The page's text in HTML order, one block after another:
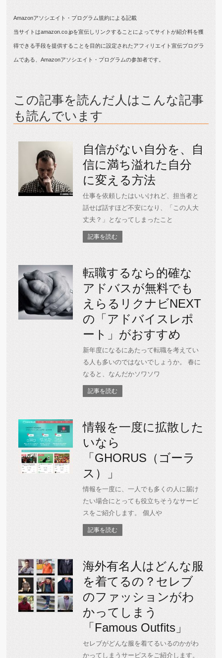
Amazonアソシエイト・プログラム規約による記載
当サイトはamazon.co.jpを宣伝しリンクすることによってサイトが紹介料を獲
得できる手段を提供することを目的に設定されたアフィリエイト宣伝プログラ
ムである、Amazonアソシエイト・プログラムの参加者です。
この記事を読んだ人はこんな記事
も読んでいます
自信がない自分を、自
信に満ち溢れた自分
に変える方法
仕事を依頼したはいいけれど、担当者と
話せば話すほど不安になり、「この人大
丈夫？」となってしまったこと
記事を読む
転職するなら的確な
アドバスが無料でも
えらるリクナビNEXT
の「アドバイスレポ
ート」がおすすめ
新年度になるにあたって転職を考えてい
る人も多いのではないでしょうか。 春に
なると、なんだかソワソワ
記事を読む
情報を一度に拡散した
いなら
「GHORUS（ゴーラ
ス）」
情報を一度に、一人でも多くの人に届け
たい場合にとっても役立ちそうなサービ
スをご紹介します。 個人や
記事を読む
海外有名人はどんな服
を着てるの？セレブ
のファッションがわ
かってしまう
「Famous Outfits」
セレブがどんな服を着てるいるのかがわ
かってしまうサービスをご紹介します。